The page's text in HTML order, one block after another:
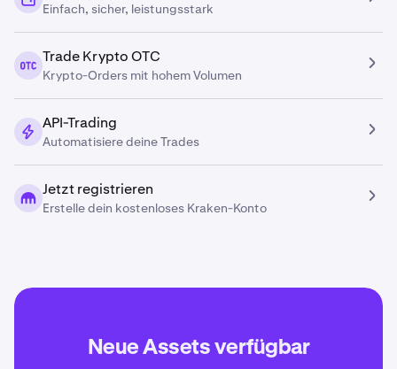
Einfach, sicher, leistungsstark
Trade Krypto OTC
Krypto-Orders mit hohem Volumen
API-Trading
Automatisiere deine Trades
Jetzt registrieren
Erstelle dein kostenloses Kraken-Konto
Neue Assets verfügbar